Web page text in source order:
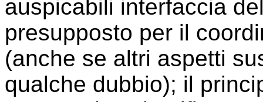
auspicabili interfaccia
presupposto per il
(anche se altri aspetti
qualche dubbio); il